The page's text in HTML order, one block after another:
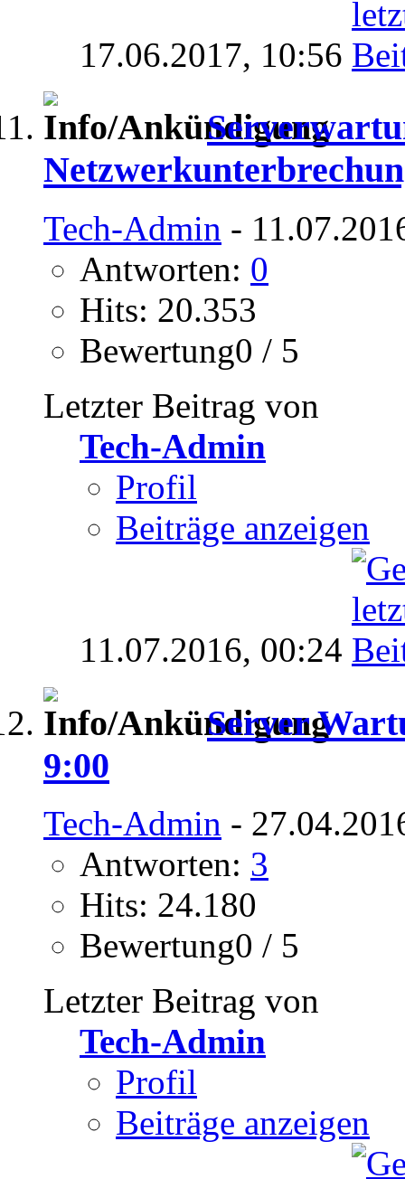
17.06.2017, 10:56
Tech-Admin -
Antworten: 0
Hits: 20.353
Bewertung0 / 5
Letzter Beitrag von
Tech-Admin
Profil
Beiträge anzeigen
11.07.2016, 00:24
Server
9:00
Tech-Admin -
Antworten: 3
Hits: 24.180
Bewertung0 / 5
Letzter Beitrag von
Tech-Admin
Profil
Beiträge anzeigen